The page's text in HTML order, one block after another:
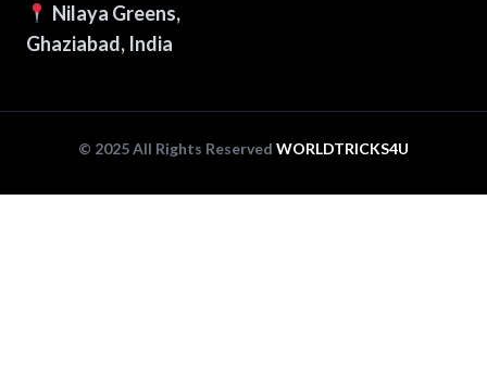
Nilaya Greens,
Ghaziabad, India
© 2025 All Rights Reserved WORLDTRICKS4U